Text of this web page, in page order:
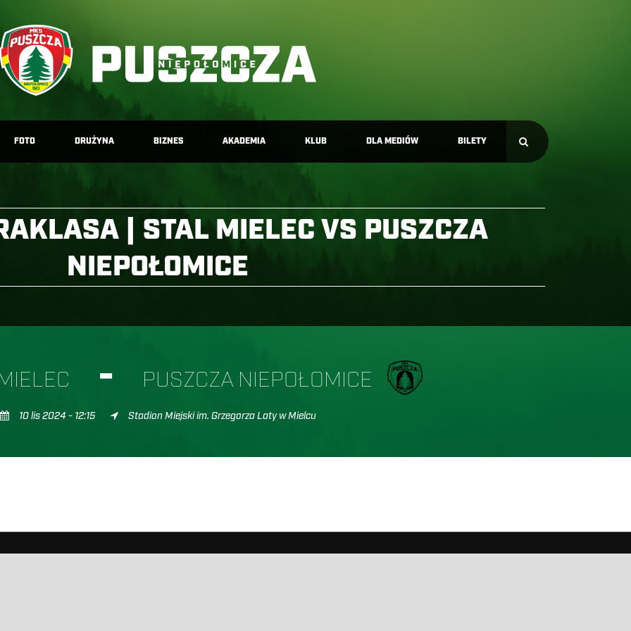
FOTO DRUŻYNA BIZNES AKADEMIA KLUB DLA MEDIÓW BILETY
| STAL MIELEC VS PUSZCZA
NIEPOŁOMICE
- PUSZCZA NIEPOŁOMICE
10 lis 2024 - 12:15 Stadion Miejski im. Grzegorza Laty w Mielcu